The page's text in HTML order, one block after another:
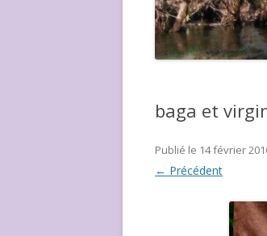
LA CHARTE DU FESTIVAL
LE FESTIVAL DEPUIS
SOMMES-NOUS ?
baga et
Publié le 14 février
← Précédent